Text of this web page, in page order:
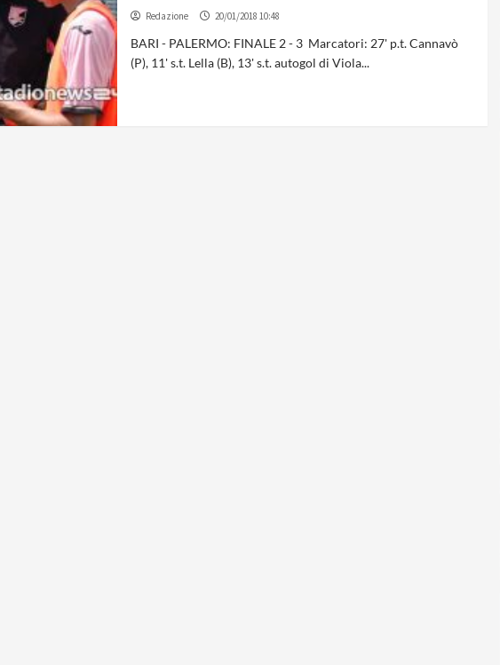
Redazione 20/01/2018 10:48
BARI - PALERMO: FINALE 2 - 3 Marcatori: 27' p.t. Cannavò
(P), 11' s.t. Lella (B), 13' s.t. autogol di Viola...